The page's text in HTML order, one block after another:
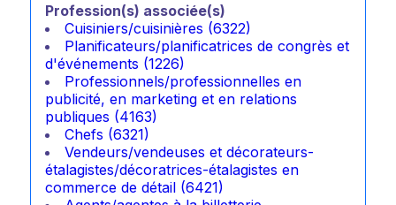
Profession(s) associée(s)
Cuisiniers/cuisinières (6322)
Planificateurs/planificatrices de congrès et
d'événements (1226)
Professionnels/professionnelles en
publicité, en marketing et en relations
publiques (4163)
Chefs (6321)
Vendeurs/vendeuses et décorateurs-
étalagistes/décoratrices-étalagistes en
commerce de détail (6421)